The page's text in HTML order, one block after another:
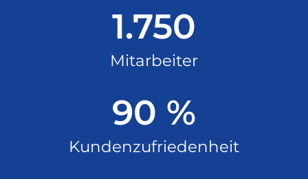
1.750
Mitarbeiter
90 %
Kundenzufriedenheit